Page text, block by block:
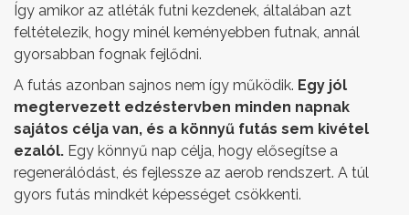
Így amikor az atléták futni kezdenek, általában azt
feltételezik, hogy minél keményebben futnak, annál
gyorsabban fognak fejlődni.
A futás azonban sajnos nem így működik. Egy jól
megtervezett edzéstervben minden napnak
sajátos célja van, és a könnyű futás sem kivétel
ezalól. Egy könnyű nap célja, hogy elősegítse a
regenerálódást, és fejlessze az aerob rendszert. A túl
gyors futás mindkét képességet csökkenti.